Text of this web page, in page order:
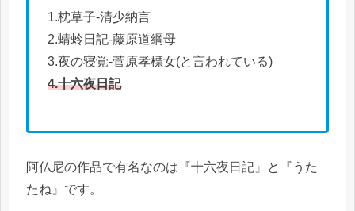
1.枕草子-清少納言
2.蜻蛉日記-藤原道綱母
3.夜の寝覚-菅原孝標女(と言われている)
4.十六夜日記
阿仏尼の作品で有名なのは『十六夜日記』と『うた
たね』です。